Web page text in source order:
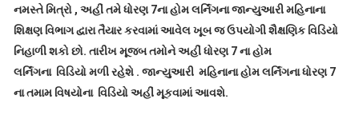
નમસ્તે મિત્રો , અહીં તમે ધોરણ 7ના હોમ લર્નિંગના જાન્યુઆરી મહિનાના
શિક્ષણ વિભાગ દ્વારા તૈયાર કરવામાં આવેલ ખૂબ જ ઉપયોગી શૈક્ષણિક વિડિયો
નિહાળી શકો છો. તારીખ મૂજબ તમોને અહીં ધોરણ 7 ના હોમ
લર્નિંગના વિડિયો મળી રહેશે . જાન્યુઆરી મહિનાના હોમ લર્નિંગના ધોરણ 7
ના તમામ વિષયોના વિડિયો અહીં મૂકવામાં આવશે.